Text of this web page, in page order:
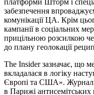
платформи Шторм і
забезпечення
комунікації ЦА. Крім
кампанії в соціальних
прицільною розсилкою
до плану геолокації
The Insider зазначає, що
вкладалася в логіку
Європі та США».
в Парижі антисемітських